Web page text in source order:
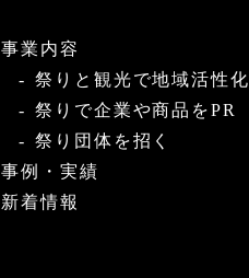
事業内容
祭りと観光で地域活性化
祭りで企業や商品をPR
祭り団体を招く
事例・実績
新着情報